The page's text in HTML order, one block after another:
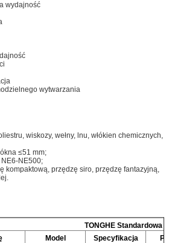
wydajność
wytwarzania
wiskozy, wełny, lnu, włókien chemicznych,
≤51 mm;
NE500;
kompaktową, przędzę siro, przędzę fantazyjną,
TONGHE Standardowa
Model Specyfikacja